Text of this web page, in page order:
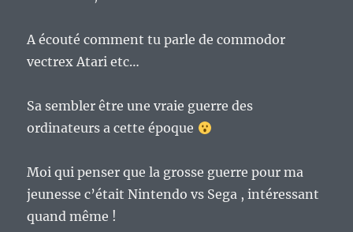
A écouté comment tu parle de commodor
vectrex Atari etc…
Sa sembler être une vraie guerre des
ordinateurs a cette époque
Moi qui penser que la grosse guerre pour ma
jeunesse c’était Nintendo vs Sega , intéressant
quand même !